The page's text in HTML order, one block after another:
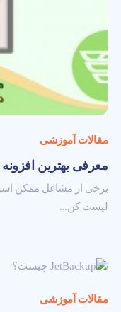
مقالات آموزشی
معرفی بهترین
برخی از مشاغل ممکن
لیست کن...
مقالات آموزشی